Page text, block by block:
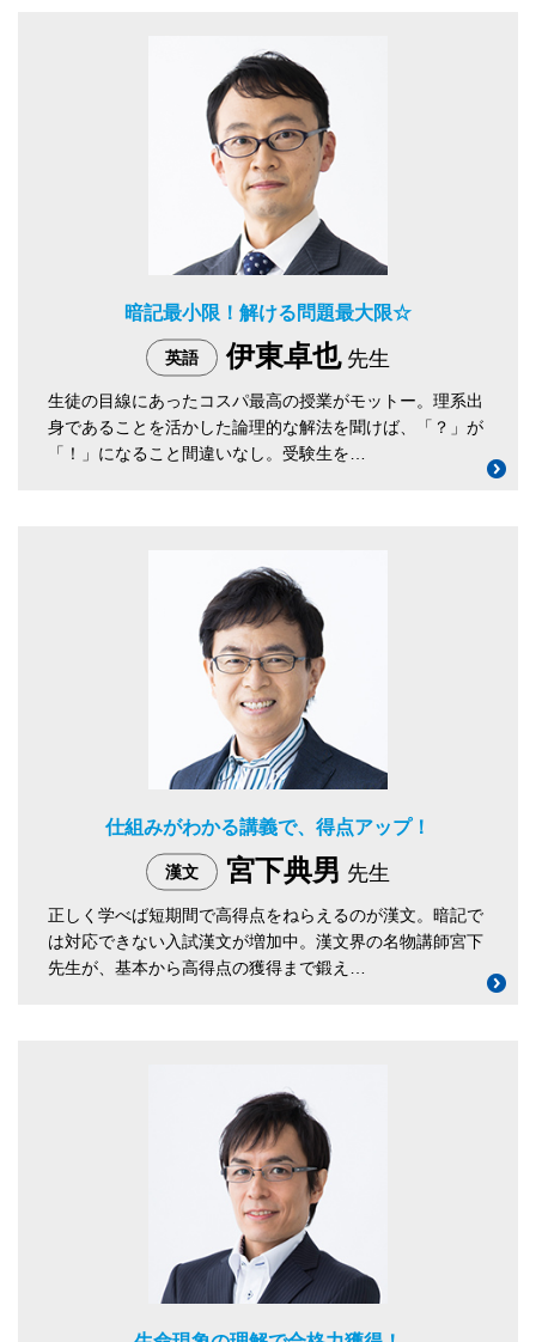
暗記最小限！解ける問題最大限☆
英語 伊東卓也 先生
生徒の目線にあったコスパ最高の授業がモットー。理系出
身であることを活かした論理的な解法を聞けば、「？」が
「！」になること間違いなし。受験生を…
仕組みがわかる講義で、得点アップ！
漢文 宮下典男 先生
正しく学べば短期間で高得点をねらえるのが漢文。暗記で
は対応できない入試漢文が増加中。漢文界の名物講師宮下
先生が、基本から高得点の獲得まで鍛え…